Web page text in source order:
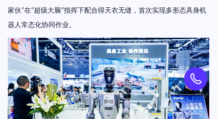
家伙”在“超级大脑”指挥下配合得天衣无缝，首次实现多形态具身机
器人常态化协同作业。